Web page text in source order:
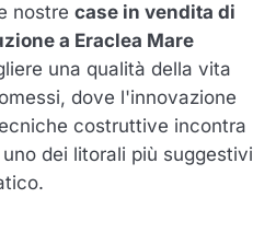
nostre case in vendita di
a Eraclea Mare
una qualità della vita
dove l'innovazione
costruttive incontra
dei litorali più suggestivi